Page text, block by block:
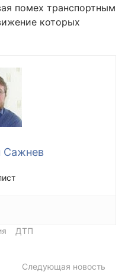
помех транспортным
которых
Сажнев
ДТП
Следующая новость